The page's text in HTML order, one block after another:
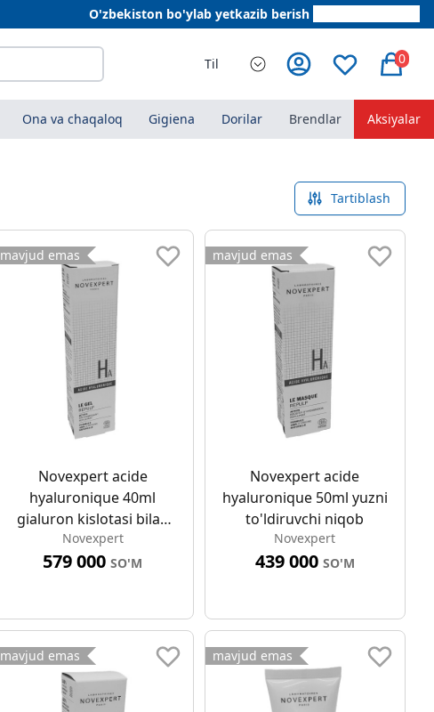
O'zbekiston bo'ylab yetkazib berish
Til 0
Ona va chaqaloq Gigiena Dorilar Brendlar Aksiyalar
Tartiblash
mavjud emas
Novexpert acide
hyaluronique 40ml
gialuron kislotasi bilan
yuz terisini
qattiqlashtiruvchi jel
Novexpert
579 000SO'M
mavjud emas
Novexpert acide
hyaluronique 50ml yuzni
to'ldiruvchi niqob
Novexpert
439 000 SO'M
mavjud emas mavjud emas